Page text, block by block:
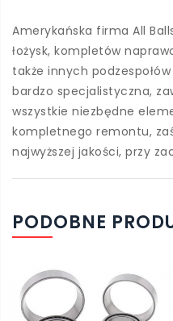
Amerykańska firma All
łożysk, kompletów
także innych
bardzo specjalistyczna,
wszystkie niezbędne
kompletnego remontu,
najwyższej jakości, przy
PODOBNE